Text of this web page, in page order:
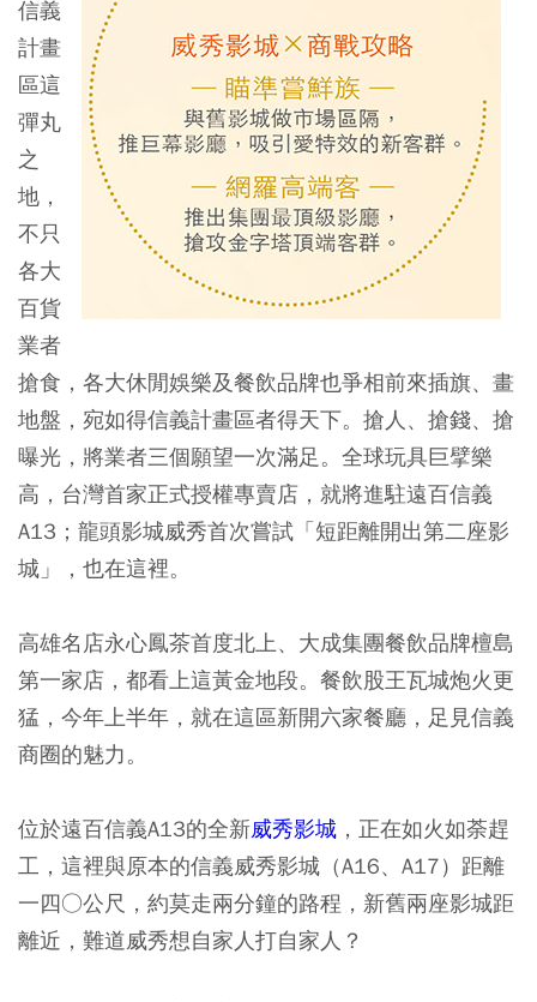
信義
計畫
區這
彈丸
之
地，
不只
各大
百貨
業者
搶食，各大休閒娛樂及餐飲品牌也爭相前來插旗、畫
地盤，宛如得信義計畫區者得天下。搶人、搶錢、搶
曝光，將業者三個願望一次滿足。全球玩具巨擘樂
高，台灣首家正式授權專賣店，就將進駐遠百信義
A13；龍頭影城威秀首次嘗試「短距離開出第二座影
城」，也在這裡。
高雄名店永心鳳茶首度北上、大成集團餐飲品牌檀島
第一家店，都看上這黃金地段。餐飲股王瓦城炮火更
猛，今年上半年，就在這區新開六家餐廳，足見信義
商圈的魅力。
位於遠百信義A13的全新威秀影城 ，正在如火如荼趕
工，這裡與原本的信義威秀影城（A16、A17）距離
一四○公尺，約莫走兩分鐘的路程，新舊兩座影城距
離近，難道威秀想自家人打自家人？